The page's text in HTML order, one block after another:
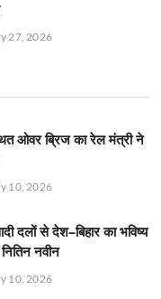
27, 2026
ओवर ब्रिज का रेल मंत्री ने
10, 2026
दलों से देश–बिहार का भविष्य
नवीन
10, 2026